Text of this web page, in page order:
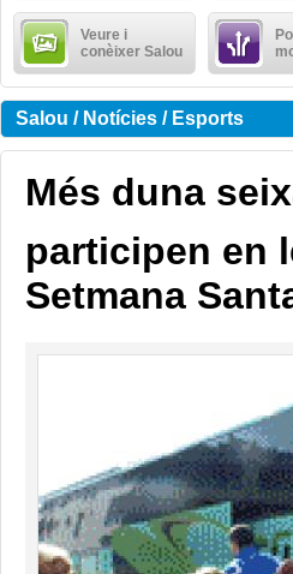
Veure i
conèixer Salou
Salou / Notícies / Esports
Més duna
participen en
Setmana